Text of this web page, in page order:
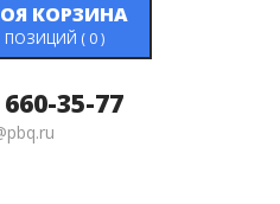
КОРЗИНА
ПОЗИЦИЙ ( 0)
35-77